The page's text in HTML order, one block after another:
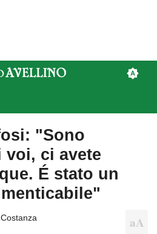
"Sono
ci avete
É stato un